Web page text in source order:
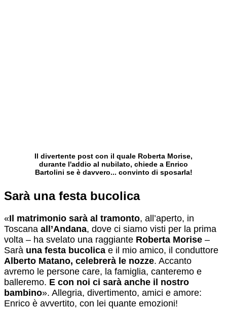
Il divertente post con il quale Roberta Morise,
durante l'addio al nubilato, chiede a Enrico
Bartolini se è davvero... convinto di sposarla!
Sarà una festa bucolica
«Il matrimonio sarà al tramonto, all’aperto, in
Toscana all’Andana, dove ci siamo visti per la prima
volta – ha svelato una raggiante Roberta Morise –
Sarà una festa bucolica e il mio amico, il conduttore
Alberto Matano, celebrerà le nozze. Accanto
avremo le persone care, la famiglia, canteremo e
balleremo. E con noi ci sarà anche il nostro
bambino». Allegria, divertimento, amici e amore:
Enrico è avvertito, con lei quante emozioni!